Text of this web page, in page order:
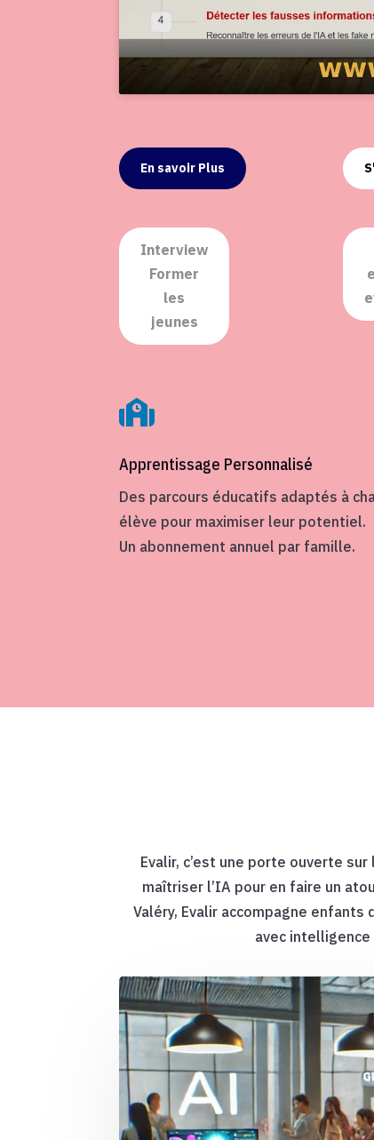
En savoir Plus
Interview
Former
les
jeunes

Apprentissage Personnalisé
Des parcours éducatifs adaptés à
élève pour maximiser leur potentiel.
Un abonnement annuel par famille.
Evalir, c’est une porte ouverte
maîtriser l’IA pour en faire un
Valéry, Evalir accompagne
avec intelligence